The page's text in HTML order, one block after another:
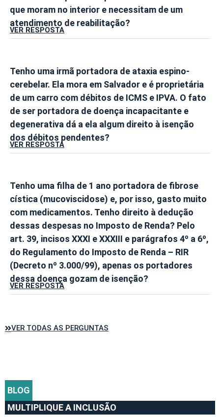
que moram no interior e necessitam de um
atendimento de reabilitação?
VER RESPOSTA
Tenho uma irmã portadora de ataxia espino-
cerebelar. Ela mora em Salvador e é proprietária
de um carro com débitos de ICMS e IPVA. O fato
de ser portadora de doença incapacitante e
degenerativa dá a ela algum direito à isenção
dos débitos pendentes?
VER RESPOSTA
Tenho uma filha de 1 ano portadora de fibrose
cística (mucoviscidose) e, por isso, gasto muito
com medicamentos. Tenho direito à dedução
dessas despesas no Imposto de Renda? Pelo
art. 39, incisos XXXI e XXXIII e parágrafos 4º a 6º,
do Regulamento do Imposto de Renda – RIR
(Decreto nº 3.000/99), apenas os portadores
dessa doença gozam de isenção?
VER RESPOSTA
VER TODAS AS PERGUNTAS
BLOG
MULTIPLIQUE A INCLUSÃO